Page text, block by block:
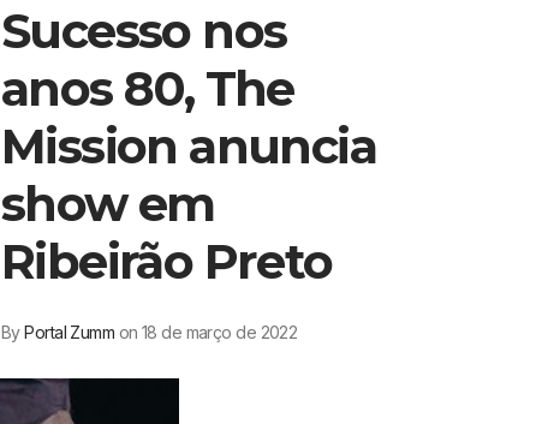
Sucesso nos
anos 80, The
Mission anuncia
show em
Ribeirão Preto
ByPortal Zumm on 18 de março de 2022